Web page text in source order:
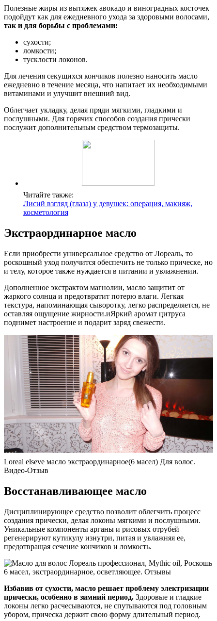
Полезные жиры из вытяжек авокадо и виноградных косточек
подойдут как для ежедневного ухода за здоровыми волосами,
так и для борьбы с проблемами:
сухости;
ломкости;
тусклости локонов.
Для лечения секущихся кончиков полезно наносить масло
ежедневно в течение месяца, что напитает их необходимыми
витаминами и улучшит внешний вид.
Облегчает укладку, делая пряди мягкими, гладкими и
послушными. Для горячих способов создания прически
послужит дополнительным средством термозащиты.
Читайте также:
Лисий взгляд (глаза) у девушек: операция, макияж,
косметология
Экстраординарное масло
Если приобрести универсальное средство от Лореаль, то
роскошный уход получится обеспечить не только прическе, но
и телу, которое также нуждается в питании и увлажнении.
Дополненное экстрактом магнолии, масло защитит от
жаркого солнца и предотвратит потерю влаги. Легкая
текстура, напоминающая сыворотку, легко распределяется, не
оставляя ощущение жирности.иЯркий аромат цитруса
поднимет настроение и подарит заряд свежести.
Loreal elseve масло экстраординарное(6 масел) Для волос.
Видео-Отзыв
Восстанавливающее масло
Дисциплинирующее средство позволит облегчить процесс
создания прически, делая локоны мягкими и послушными.
Уникальные компоненты арганы и рисовых отрубей
регенерируют кутикулу изнутри, питая и увлажняя ее,
предотвращая сечение кончиков и ломкость.
Избавив от сухости, масло решает проблему электризации
прически, особенно в зимний период. Здоровые и гладкие
локоны легко расчесываются, не спутываются под головным
убором, прическа держит свою форму длительный период.